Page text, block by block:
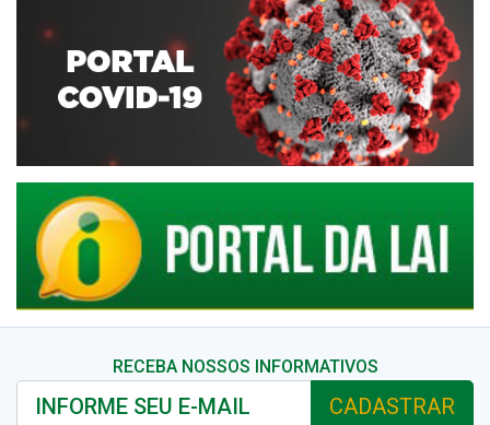
RECEBA NOSSOS INFORMATIVOS
CADASTRAR